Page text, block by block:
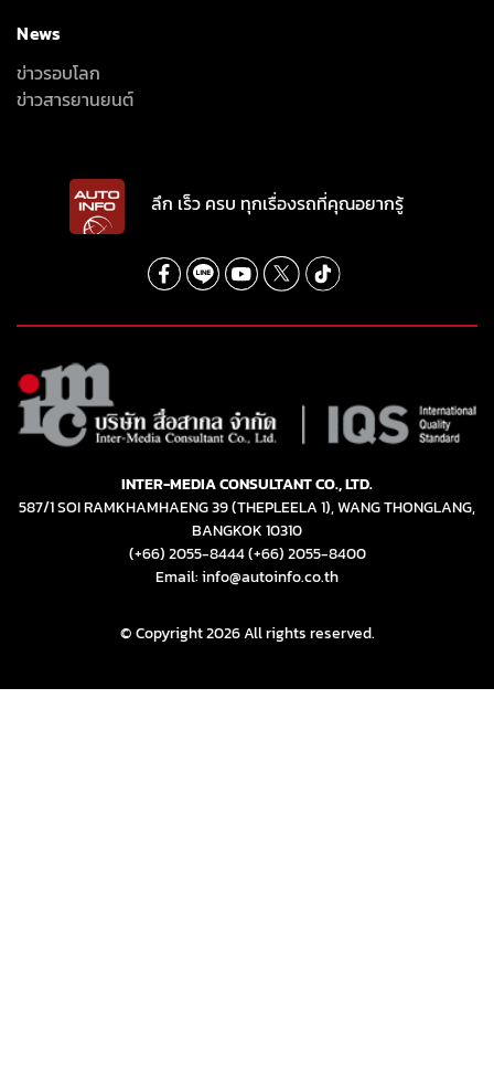
News
ข่าวรอบโลก
ข่าวสารยานยนต์
ลึก เร็ว ครบ ทุกเรื่องรถที่คุณอยากรู้
INTER-MEDIA CONSULTANT CO., LTD.
587/1 SOI RAMKHAMHAENG 39 (THEPLEELA 1), WANG THONGLANG,
BANGKOK 10310
(+66) 2055-8444(+66) 2055-8400
Email: info@autoinfo.co.th
© Copyright 2026 All rights reserved.